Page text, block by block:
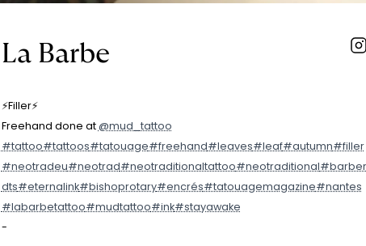
La Barbe
⚡️Filler⚡️
Freehand done at@mud_tattoo
#tattoo#tattoos#tatouage#freehand#leaves#leaf#autumn#filler
#neotradeu#neotrad#neotraditionaltattoo#neotraditional#barber
dts#eternalink#bishoprotary#encrés#tatouagemagazine#nantes
#labarbetattoo#mudtattoo#ink#stayawake
-